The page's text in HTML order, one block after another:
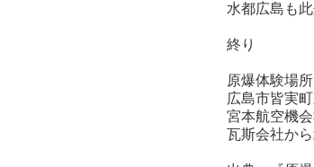
水都広島も
終り
原爆体験場
広島市皆実
宮本航空機
瓦斯会社か